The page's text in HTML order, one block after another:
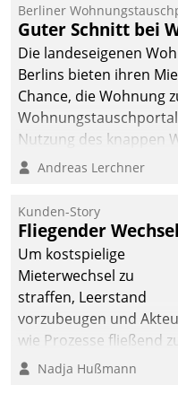
Datatrain. Die meravis
Wohnungsbau- und
Immobilien GmbH hat
sich dabei für den
der Lösung über die
Cloud Platform
entschieden - als erstes
Unternehmen am
Berliner
Guter Schnitt bei
Die landeseigenen
Berlins bieten ihren
Chance, die Wohnung
Nutzung des knappen
Anwendungsfall für
Unternehmen.
Andreas Lerchner
Kunden-Story
Fliegender Wechsel
Um kostspielige
Mieterwechsel zu
straffen, Leerstand
vorzubeugen und
wie Prozesse fließend
vernetzen, nutzt die
Nadja Hußmann